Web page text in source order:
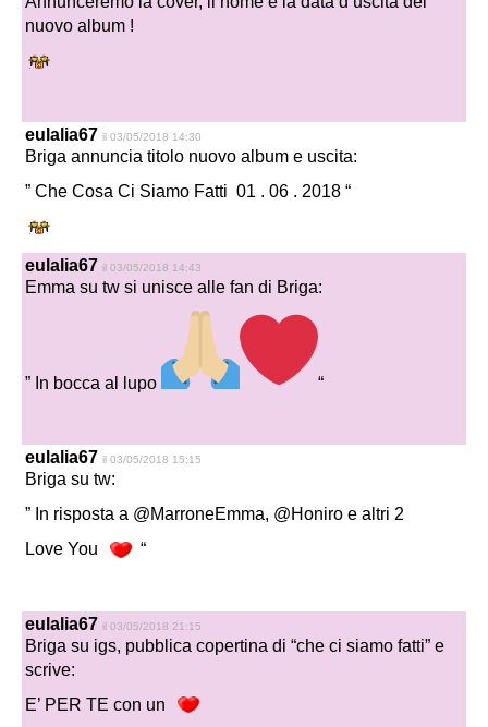
nuovo album !
eulalia67 il 03/05/2018 14:30
Briga annuncia titolo nuovo album e uscita:
” Che Cosa Ci Siamo Fatti 01 . 06 . 2018 “
eulalia67 il 03/05/2018 14:43
Emma su tw si unisce alle fan di Briga:
” In bocca al lupo “
eulalia67 il 03/05/2018 15:15
Briga su tw:
” In risposta a @MarroneEmma, @Honiro e altri 2
Love You
“
eulalia67 il 03/05/2018 21:15
Briga su igs, pubblica copertina di “che ci siamo fatti” e
scrive:
E’ PER TE con un